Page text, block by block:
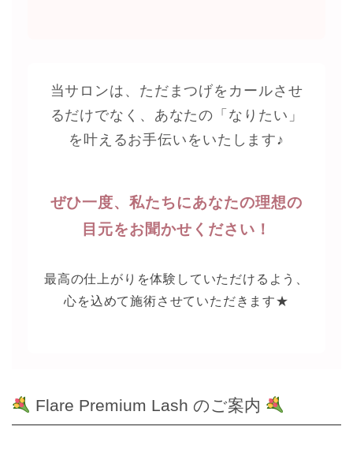
当サロンは、ただまつげをカールさせ
るだけでなく、あなたの「なりたい」
を叶えるお手伝いをいたします♪
ぜひ一度、私たちにあなたの理想の
目元をお聞かせください！
最高の仕上がりを体験していただけるよう、
心を込めて施術させていただきます★
Flare Premium Lash のご案内